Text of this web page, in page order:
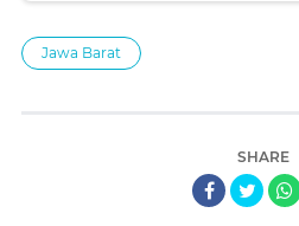
Jawa Barat
SHARE